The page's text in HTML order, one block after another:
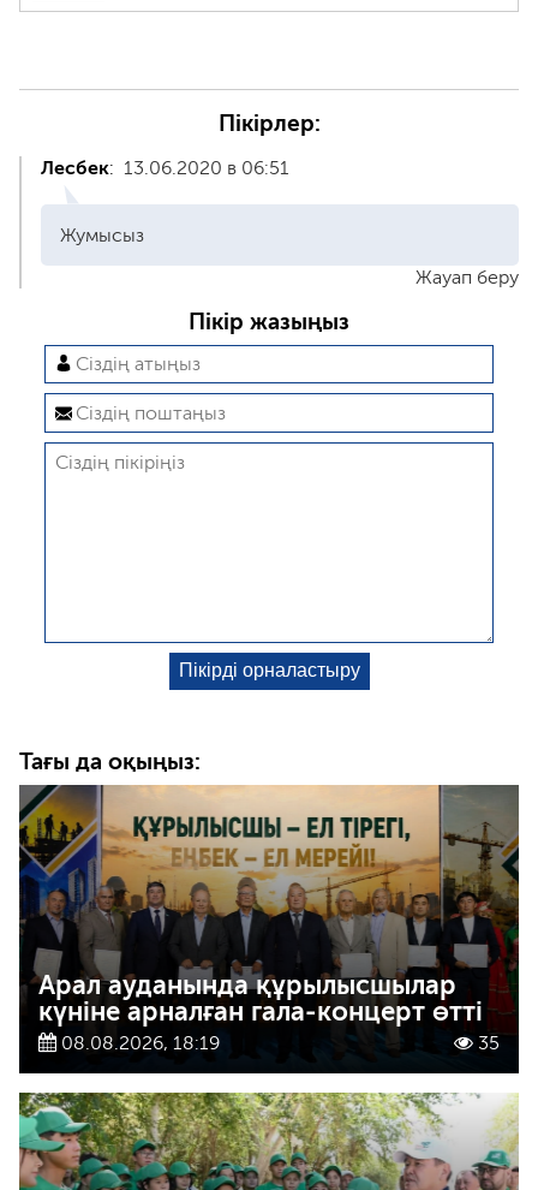
Пікірлер:
Лесбек: 13.06.2020 в 06:51
Жумысыз
Жауап беру
Пікір жазыңыз
Тағы да оқыңыз:
Арал ауданында құрылысшылар
күніне арналған гала-концерт өтті
08.08.2026, 18:19 35